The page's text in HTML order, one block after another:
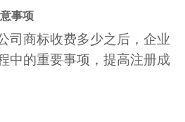
事项
司商标收费多少之后，企业
中的重要事项，提高注册成